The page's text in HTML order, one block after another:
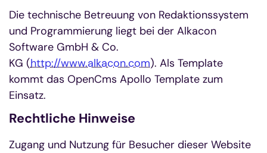
Die technische Betreuung von Redaktionssystem
und Programmierung liegt bei der Alkacon
Software GmbH & Co.
KG (http://www.alkacon.com). Als Template
kommt das OpenCms Apollo Template zum
Einsatz.
Rechtliche Hinweise
Zugang und Nutzung für Besucher dieser Website